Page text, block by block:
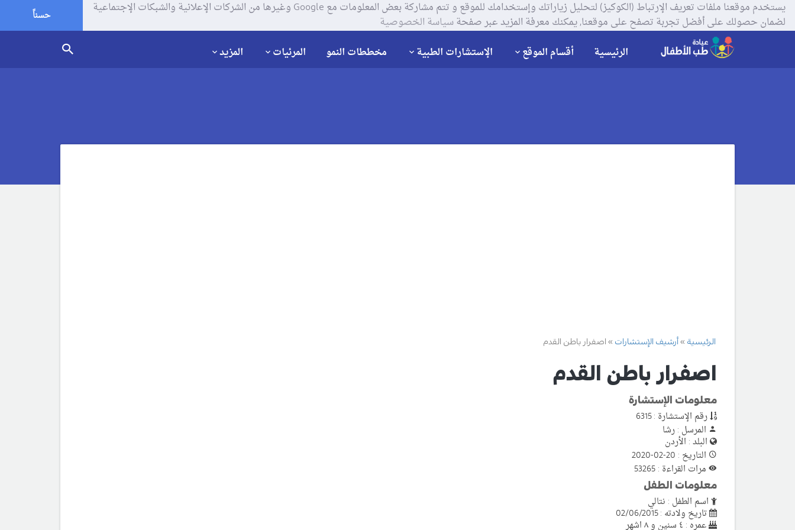
يستخدم موقعنا ملفات تعريف الإرتباط (الكوكيز) لتحليل زياراتك وإستخدامك للموقع و تتم مشاركة بعض المعلومات مع Google وغيرها من الشركات الإعلانية والشبكات الإجتماعية
لضمان حصولك على أفضل تجربة تصفح على موقعنا, يمكنك معرفة المزيد عبر صفحةسياسة الخصوصية حسناً
الرئيسية أقسام الموقع الإستشارات الطبية مخططات النمو المرئيات المزيد
الرئيسية أرشيف الإستشارات اصفرار باطن القدم
اصفرار باطن القدم
معلومات الإستشارة
رقم الإستشارة : 6315
المرسل : رشا
البلد : الأردن
التاريخ : 20-02-2020
مرات القراءة : 53265
معلومات الطفل
اسم الطفل : نتالي
تاريخ ولادته : 02/06/2015
عمره : ٤ سنين و ٨ اشهر